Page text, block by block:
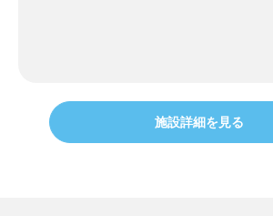
施設詳細を見る